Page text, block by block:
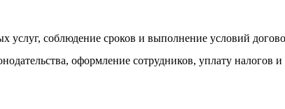
услуг, соблюдение сроков и выполнение условий
оформление сотрудников, уплату налогов